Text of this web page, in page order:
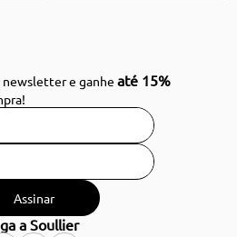
newsletter e ganheaté 15%
Assinar
a Soullier